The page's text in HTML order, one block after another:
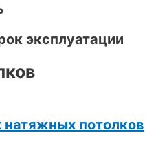
эксплуатации
натяжных потолков